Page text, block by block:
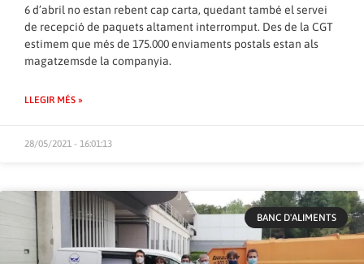
6 d’abril no estan rebent cap carta, quedant també el servei
de recepció de paquets altament interromput. Des de la CGT
estimem que més de 175.000 enviaments postals estan als
magatzemsde la companyia.
LLEGIR MÉS »
28/05/2021 - 16:01:13
BANC D'ALIMENTS